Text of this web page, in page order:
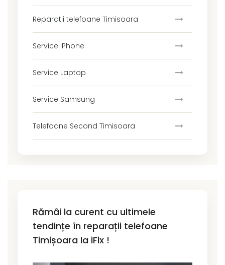
Reparatii telefoane Timisoara
Service iPhone
Service Laptop
Service Samsung
Telefoane Second Timisoara
Rămâi la curent cu ultimele
tendințe în reparații telefoane
Timișoara la iFix !